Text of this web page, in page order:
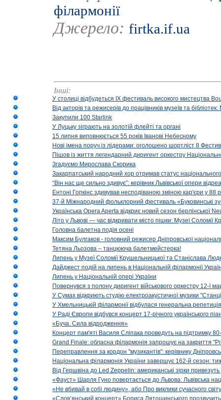
філармонії
Джерело: firtka.if.ua
Інші:
У столиці відбудеться IX фестиваль високого мистецтва
Від акторів та режисерів до працівників музеїв та
Закупили 100 Starlink
У Луцьку зіграють на золотій флейті та органі
15 липня виповнюється 55 років Іванові Небесному
Нові імена поруч із лідерами: оголошено шортліст 8
Пішов із життя легендарний диригент оркестру
Згадуємо Мирослава Скорика
Закарпатський народний хор отримав статус національного
“Він нас ще сильно здивує”: керівник Львівської опери
Ентоні Гопкінс здивував несподіваною зміною кар'єри у 88
37-й Міжнародний фольклорний фестиваль «Буковинські
Українська Opera Aperta відкриє новий сезон берлінської
Літо у Львові — час відкривати місто пішки: Музеї Соломії
Головна балетна подія осені
Максим Булгаков - головний режисер Дніпровської
Тетяна Льозова – танцююча балетмейстерка!
Липень у Музеї Соломії Крушельницької та Станіслава
Дайджест подій на липень в Національній філармонії
Липень у Національній опері України
Повернувся з полону диригент військового оркестру 12-ї
У Сумах відкриють студію електроакустичної музики
У Хмельницькій філармонії відбулася генеральна
У Раді Європи відбувся концерт 17-річного українського
«Буча. Сила відродження»
Концерт пам'яті Василя Сліпака проведуть на підтримку
Grand Finale: обласна філармонія запрошує на закриття
Переправлення за кордон "музикантів": керівнику
Національна філармонія України завершує 162-й сезон:
Від Гершвіна до Led Zeppelin: американські зірки
«Фауст» Шарля Гуно повертається до Львова: Львівська
«Не вбивай в собі людину», або Про виклики сучасного світу
«Слов’янський концерт» Бориса Лятошинського